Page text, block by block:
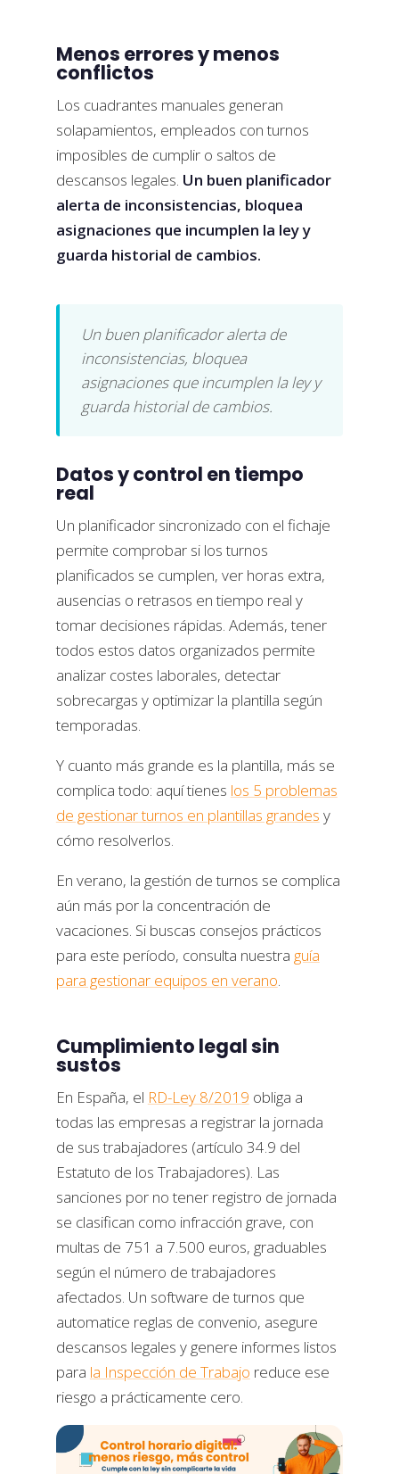
Menos errores y menos
conflictos
Los cuadrantes manuales generan
solapamientos, empleados con turnos
imposibles de cumplir o saltos de
descansos legales. Un buen planificador
alerta de inconsistencias, bloquea
asignaciones que incumplen la ley y
guarda historial de cambios.
Un buen planificador alerta de
inconsistencias, bloquea
asignaciones que incumplen la ley y
guarda historial de cambios.
Datos y control en tiempo
real
Un planificador sincronizado con el fichaje
permite comprobar si los turnos
planificados se cumplen, ver horas extra,
ausencias o retrasos en tiempo real y
tomar decisiones rápidas. Además, tener
todos estos datos organizados permite
analizar costes laborales, detectar
sobrecargas y optimizar la plantilla según
temporadas.
Y cuanto más grande es la plantilla, más se
complica todo: aquí tienes los 5 problemas
de gestionar turnos en plantillas grandes y
cómo resolverlos.
En verano, la gestión de turnos se complica
aún más por la concentración de
vacaciones. Si buscas consejos prácticos
para este período, consulta nuestra guía
para gestionar equipos en verano.
Cumplimiento legal sin
sustos
En España, el RD-Ley 8/2019 obliga a
todas las empresas a registrar la jornada
de sus trabajadores (artículo 34.9 del
Estatuto de los Trabajadores). Las
sanciones por no tener registro de jornada
se clasifican como infracción grave, con
multas de 751 a 7.500 euros, graduables
según el número de trabajadores
afectados. Un software de turnos que
automatice reglas de convenio, asegure
descansos legales y genere informes listos
para la Inspección de Trabajo reduce ese
riesgo a prácticamente cero.